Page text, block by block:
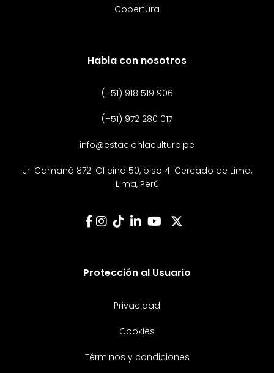
Cobertura
Habla con nosotros
(+51) 918 519 906
(+51) 972 280 017
info@estacionlacultura.pe
Jr. Camaná 872. Oficina 50, piso 4. Cercado de Lima,
Lima, Perú
Protección al Usuario
Privacidad
Cookies
Términos y condiciones